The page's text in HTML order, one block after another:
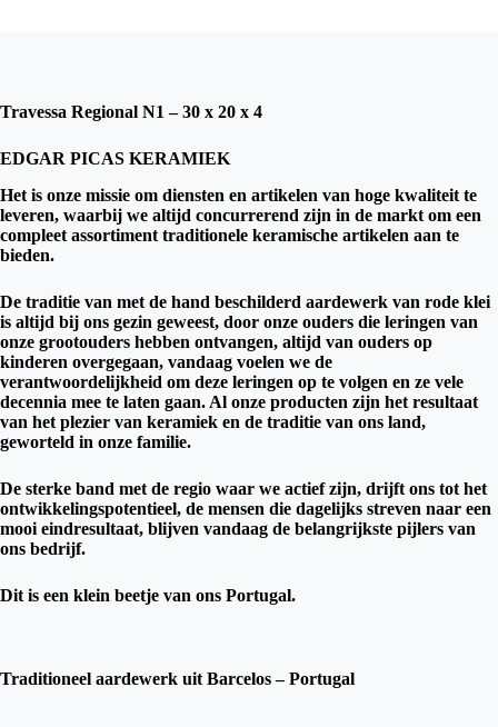
Travessa Regional N1 – 30 x 20 x 4
EDGAR PICAS KERAMIEK
Het is onze missie om diensten en artikelen van hoge kwaliteit te
leveren, waarbij we altijd concurrerend zijn in de markt om een ​​
compleet assortiment traditionele keramische artikelen aan te
bieden.
De traditie van met de hand beschilderd aardewerk van rode klei
is altijd bij ons gezin geweest, door onze ouders die leringen van
onze grootouders hebben ontvangen, altijd van ouders op
kinderen overgegaan, vandaag voelen we de
verantwoordelijkheid om deze leringen op te volgen en ze vele
decennia mee te laten gaan. Al onze producten zijn het resultaat
van het plezier van keramiek en de traditie van ons land,
geworteld in onze familie.
De sterke band met de regio waar we actief zijn, drijft ons tot het
ontwikkelingspotentieel, de mensen die dagelijks streven naar een
mooi eindresultaat, blijven vandaag de belangrijkste pijlers van
ons bedrijf.
Dit is een klein beetje van ons Portugal.
Traditioneel aardewerk uit Barcelos – Portugal